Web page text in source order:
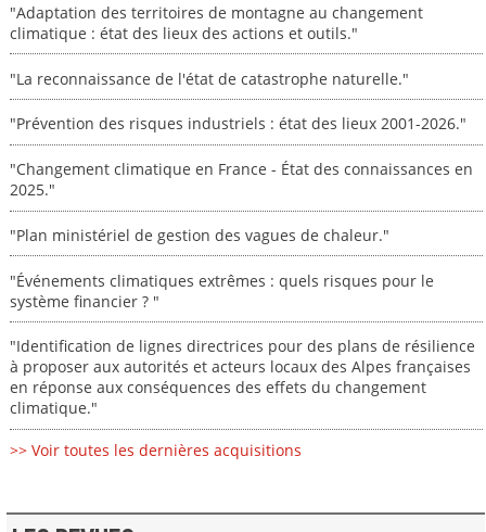
"Adaptation des territoires de montagne au changement
climatique : état des lieux des actions et outils."
"La reconnaissance de l'état de catastrophe naturelle."
"Prévention des risques industriels : état des lieux 2001-2026."
"Changement climatique en France - État des connaissances en
2025."
"Plan ministériel de gestion des vagues de chaleur."
"Événements climatiques extrêmes : quels risques pour le
système financier ? "
"Identification de lignes directrices pour des plans de résilience
à proposer aux autorités et acteurs locaux des Alpes françaises
en réponse aux conséquences des effets du changement
climatique."
>> Voir toutes les dernières acquisitions